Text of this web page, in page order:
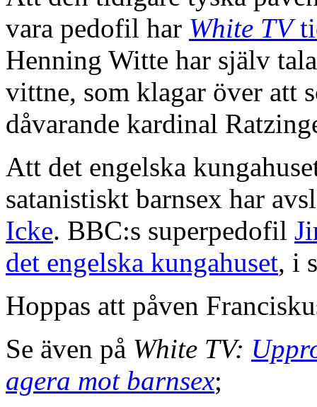
vara pedofil har White TV
Henning Witte har själv
vittne, som klagar över att
dåvarande kardinal
Att det engelska
satanistiskt barnsex har
Icke. BBC:s superpedofil
det engelska kungahuset, i
Hoppas att påven
Se även på White TV:
agera mot barnsex;